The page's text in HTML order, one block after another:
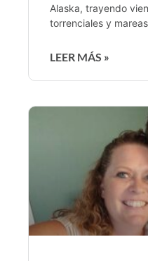
Alaska, trayendo
torrenciales y mareas
LEER MÁS »